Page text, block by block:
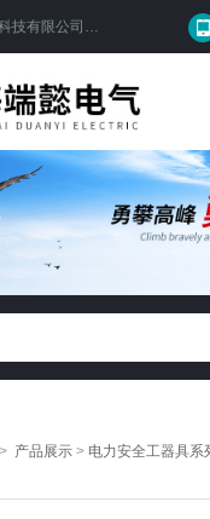
技有限公司 网站！
> 产品展示 > 电力安全工器具系